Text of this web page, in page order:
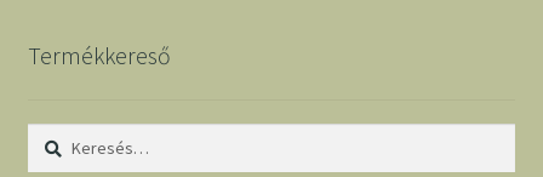
Termékkereső
Keresés: